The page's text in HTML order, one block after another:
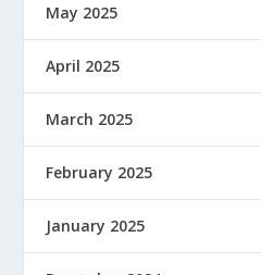
May 2025
April 2025
March 2025
February 2025
January 2025